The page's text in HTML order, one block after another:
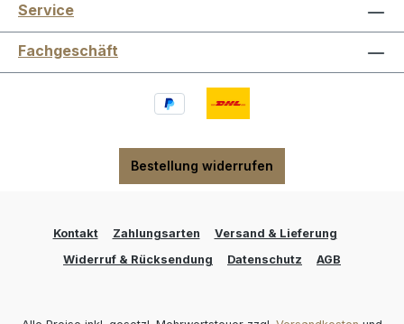
Service
Fachgeschäft
Bestellung widerrufen
Kontakt Zahlungsarten
Versand & Lieferung
Widerruf & Rücksendung
Datenschutz AGB